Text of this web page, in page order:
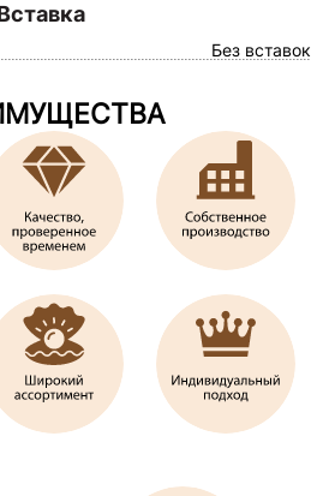
Без вставок